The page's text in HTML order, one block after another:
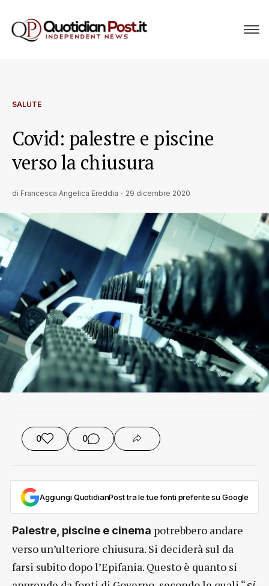
SALUTE
Covid: palestre e piscine
verso la chiusura
di Francesca Angelica Ereddia - 29 dicembre 2020
0 0
Aggiungi QuotidianPost tra le tue fonti preferite su Google
Palestre, piscine e cinema potrebbero andare
verso un’ulteriore chiusura. Si deciderà sul da
farsi subito dopo l’Epifania. Questo è quanto si